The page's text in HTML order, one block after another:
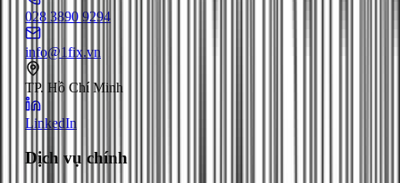
028 3890 9294
info@1fix.vn
TP. Hồ Chí Minh
LinkedIn
Dịch vụ chính